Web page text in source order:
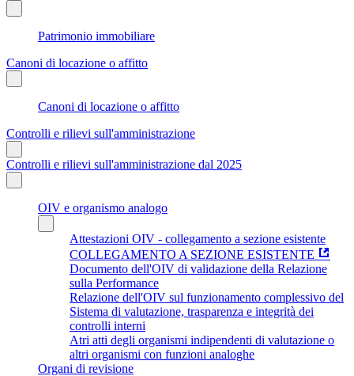
Patrimonio immobiliare
Canoni di locazione o affitto
Canoni di locazione o affitto
Controlli e rilievi sull'amministrazione
Controlli e rilievi sull'amministrazione dal 2025
OIV e organismo analogo
Attestazioni OIV - collegamento a sezione esistente
COLLEGAMENTO A SEZIONE ESISTENTE
Documento dell'OIV di validazione della Relazione
sulla Performance
Relazione dell'OIV sul funzionamento complessivo del
Sistema di valutazione, trasparenza e integrità dei
controlli interni
Atri atti degli organismi indipendenti di valutazione o
altri organismi con funzioni analoghe
Organi di revisione